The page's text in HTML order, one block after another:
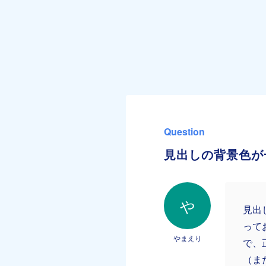
Question
見出しの背景色
や
やまえり
見
って
で、
（